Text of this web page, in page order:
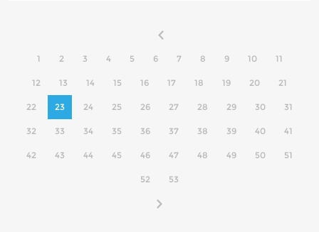
1 2 3 4 5 6 7 8 9 10 11
12 13 14 15 16 17 18 19 20 21
22 23 24 25 26 27 28 29 30 31
32 33 34 35 36 37 38 39 40 41
42 43 44 45 46 47 48 49 50 51
52 53